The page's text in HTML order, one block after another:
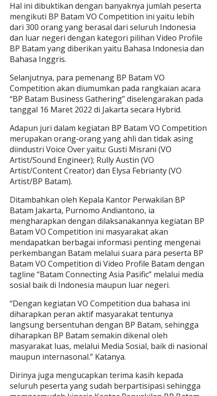
Hal ini dibuktikan dengan banyaknya jumlah peserta
mengikuti BP Batam VO Competition ini yaitu lebih
dari 300 orang yang berasal dari seluruh Indonesia
dan luar negeri dengan kategori pilihan Video Profile
BP Batam yang diberikan yaitu Bahasa Indonesia dan
Bahasa Inggris.
Selanjutnya, para pemenang BP Batam VO
Competition akan diumumkan pada rangkaian acara
“BP Batam Business Gathering” diselengarakan pada
tanggal 16 Maret 2022 di Jakarta secara Hybrid.
Adapun juri dalam kegiatan BP Batam VO Competition
merupakan orang-orang yang ahli dan tidak asing
diindustri Voice Over yaitu: Gusti Misrani (VO
Artist/Sound Engineer); Rully Austin (VO
Artist/Content Creator) dan Elysa Febrianty (VO
Artist/BP Batam).
Ditambahkan oleh Kepala Kantor Perwakilan BP
Batam Jakarta, Purnomo Andiantono, ia
mengharapkan dengan dilaksanakannya kegiatan BP
Batam VO Competition ini masyarakat akan
mendapatkan berbagai informasi penting mengenai
perkembangan Batam melalui suara para peserta BP
Batam VO Competition di Video Profile Batam dengan
tagline “Batam Connecting Asia Pasific” melalui media
sosial baik di Indonesia maupun luar negeri.
“Dengan kegiatan VO Competition dua bahasa ini
diharapkan peran aktif masyarakat tentunya
langsung bersentuhan dengan BP Batam, sehingga
diharapkan BP Batam semakin dikenal oleh
masyarakat luas, melalui Media Sosial, baik di nasional
maupun internasonal.” Katanya.
Dirinya juga mengucapkan terima kasih kepada
seluruh peserta yang sudah berpartisipasi sehingga